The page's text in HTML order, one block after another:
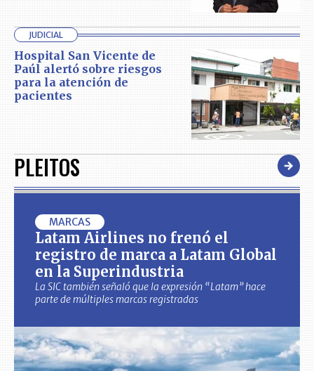
JUDICIAL
Hospital San Vicente de
Paúl alertó sobre riesgos
para la atención de
pacientes
PLEITOS
MARCAS
Latam Airlines no frenó el
registro de marca a Latam Global
en la Superindustria
La SIC también señaló que la expresión “Latam” hace
parte de múltiples marcas registradas